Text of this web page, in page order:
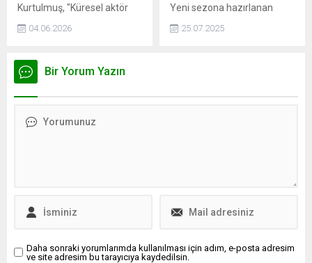
Kurtulmuş, "Küresel aktör
Türkiye, Avrupa için asla bir
Avrupa'nın geleceği için
önemli bir teminattır" dedi.
04.06.2026
Yeni sezona hazırlanan
taraftarıyla buluştu. Çok
25.07.2025
Bir Yorum Yazın
Daha sonraki yorumlarımda kullanılması için adım, e-posta adresim
ve site adresim bu tarayıcıya kaydedilsin.